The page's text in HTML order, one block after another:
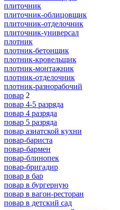
плиточник
плиточник-облицовщик
плиточник-отделочник
плиточник-универсал
плотник
плотник-бетонщик
плотник-кровельщик
плотник-монтажник
плотник-отделочник
плотник-разнорабочий
повар 2
повар 4-5 разряда
повар 4 разряда
повар 5 разряда
повар азиатской кухни
повар-бариста
повар-бармен
повар-блинопек
повар-бригадир
повар в бар
повар в бургерную
повар в вагон-ресторан
повар в детский сад